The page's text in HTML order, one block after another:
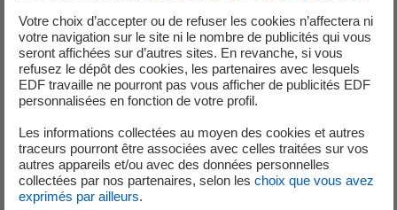
professionnel de sapeurs-pompiers qui opère en
permanence parmi les équipes EDF. Ils sont planifiés dans
le cadre d’une convention annuelle de partenariat signée
entre le Service départemental d’incendie et de secours,
l’Ardèche. En outre, les équipes EDF sont formées pour
intervenir sur les éventuels départs de feu. Les équipes
d’astreinte sont équipées du matériel adéquat et la
formation à la lutte contre l’incendie, pour l’ensemble du
Votre choix d’accepter ou de refuser les cookies n’affectera ni
votre navigation sur le site ni le nombre de publicités qui vous
seront affichées sur d’autres sites. En revanche, si vous
refusez le dépôt des cookies, les partenaires avec lesquels
EDF travaille ne pourront pas vous afficher de publicités EDF
personnalisées en fonction de votre profil.
Les informations collectées au moyen des cookies et autres
traceurs pourront être associées avec celles traitées sur vos
autres appareils et/ou avec des données personnelles
collectées par nos partenaires, selon les choix que vous avez
exprimés par ailleurs.